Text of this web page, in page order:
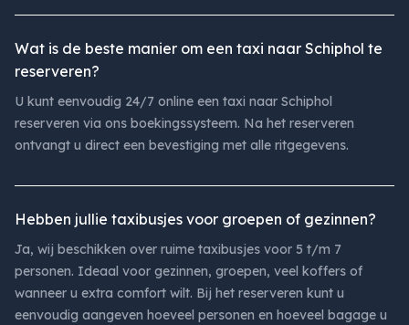
Wat is de beste manier om een taxi naar Schiphol te
reserveren?
U kunt eenvoudig 24/7 online een taxi naar Schiphol
reserveren via ons boekingssysteem. Na het reserveren
ontvangt u direct een bevestiging met alle ritgegevens.
Hebben jullie taxibusjes voor groepen of gezinnen?
Ja, wij beschikken over ruime taxibusjes voor 5 t/m 7
personen. Ideaal voor gezinnen, groepen, veel koffers of
wanneer u extra comfort wilt. Bij het reserveren kunt u
eenvoudig aangeven hoeveel personen en hoeveel bagage u